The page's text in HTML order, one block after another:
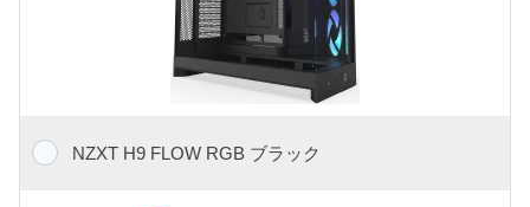
NZXT H9 FLOW RGB ブラック